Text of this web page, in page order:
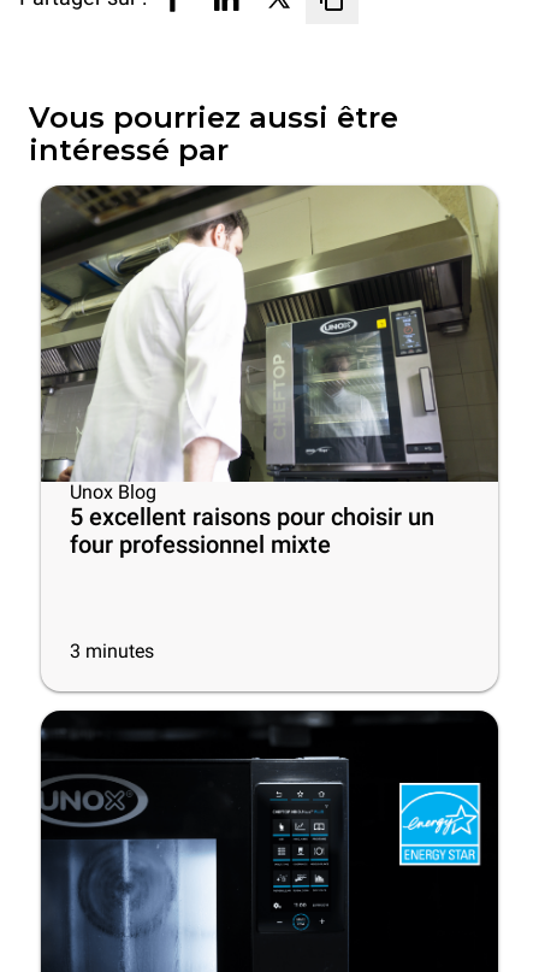
Vous pourriez aussi être
intéressé par
Unox Blog
5 excellent raisons pour choisir un
four professionnel mixte
3 minutes